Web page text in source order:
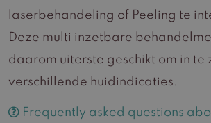
laserbehandeling of Peeling te
Deze multi inzetbare
daarom uiterste geschikt om in te
verschillende huidindicaties.
Frequently asked questions